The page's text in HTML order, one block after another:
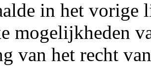
in het vorige
mogelijkheden
van het recht